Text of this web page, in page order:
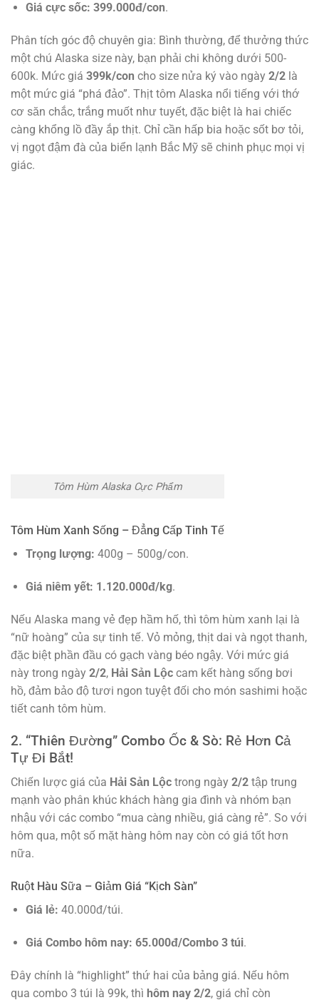
Giá cực sốc: 399.000đ/con.
Phân tích góc độ chuyên gia: Bình thường, để thưởng thức
một chú Alaska size này, bạn phải chi không dưới 500-
600k. Mức giá 399k/con cho size nửa ký vào ngày 2/2 là
một mức giá “phá đảo”. Thịt tôm Alaska nổi tiếng với thớ
cơ săn chắc, trắng muốt như tuyết, đặc biệt là hai chiếc
càng khổng lồ đầy ắp thịt. Chỉ cần hấp bia hoặc sốt bơ tỏi,
vị ngọt đậm đà của biển lạnh Bắc Mỹ sẽ chinh phục mọi vị
giác.
Tôm Hùm Alaska Cực Phẩm
Tôm Hùm Xanh Sống – Đẳng Cấp Tinh Tế
Trọng lượng: 400g – 500g/con.
Giá niêm yết: 1.120.000đ/kg.
Nếu Alaska mang vẻ đẹp hầm hố, thì tôm hùm xanh lại là
“nữ hoàng” của sự tinh tế. Vỏ mỏng, thịt dai và ngọt thanh,
đặc biệt phần đầu có gạch vàng béo ngậy. Với mức giá
này trong ngày 2/2, Hải Sản Lộc cam kết hàng sống bơi
hồ, đảm bảo độ tươi ngon tuyệt đối cho món sashimi hoặc
tiết canh tôm hùm.
2. “Thiên Đường” Combo Ốc & Sò: Rẻ Hơn Cả
Tự Đi Bắt!
Chiến lược giá của Hải Sản Lộc trong ngày 2/2 tập trung
mạnh vào phân khúc khách hàng gia đình và nhóm bạn
nhậu với các combo “mua càng nhiều, giá càng rẻ”. So với
hôm qua, một số mặt hàng hôm nay còn có giá tốt hơn
nữa.
Ruột Hàu Sữa – Giảm Giá “Kịch Sàn”
Giá lẻ: 40.000đ/túi.
Giá Combo hôm nay: 65.000đ/Combo 3 túi.
Đây chính là “highlight” thứ hai của bảng giá. Nếu hôm
qua combo 3 túi là 99k, thì hôm nay 2/2, giá chỉ còn